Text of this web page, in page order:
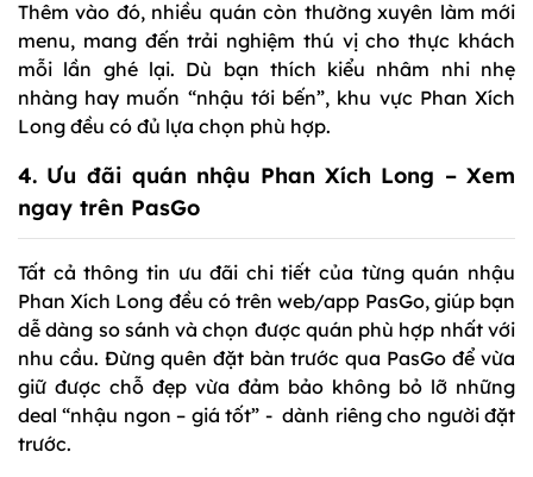
Thêm vào đó, nhiều quán còn thường xuyên làm mới
menu, mang đến trải nghiệm thú vị cho thực khách
mỗi lần ghé lại. Dù bạn thích kiểu nhâm nhi nhẹ
nhàng hay muốn “nhậu tới bến”, khu vực Phan Xích
Long đều có đủ lựa chọn phù hợp.
4. Ưu đãi quán nhậu Phan Xích Long – Xem
ngay trên PasGo
Tất cả thông tin ưu đãi chi tiết của từng quán nhậu
Phan Xích Long đều có trên web/app PasGo, giúp bạn
dễ dàng so sánh và chọn được quán phù hợp nhất với
nhu cầu. Đừng quên đặt bàn trước qua PasGo để vừa
giữ được chỗ đẹp vừa đảm bảo không bỏ lỡ những
deal “nhậu ngon – giá tốt” - dành riêng cho người đặt
trước.